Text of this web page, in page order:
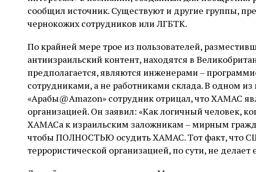
сообщил источник. Существуют и другие группы,
чернокожих сотрудников или ЛГБТК.
По крайней мере трое из пользователей,
антиизраильский контент, находятся в
предполагается, являются инженерами –
сотрудниками, а не работниками склада. В одном из
«Арабы@Amazon» сотрудник отрицал, что ХАМАС
организацией. Он заявил: «Как логичный человек,
ХАМАСа к израильским заложникам – мирным
чтобы ПОЛНОСТЬЮ осудить ХАМАС. Тот факт, что
террористической организацией, по сути, не делает